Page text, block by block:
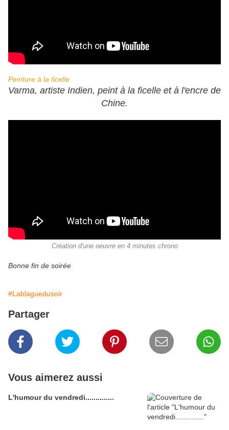
Peinture à la ficelle
Varma, artiste Indien, peint à la ficelle et à l'encre de
Chine.
Création d'une oeuvre en 4 minutes chrono
Bonne fin de soirée
#Lablaguedusoir
Partager
Vous aimerez aussi
L'humour du vendredi..............